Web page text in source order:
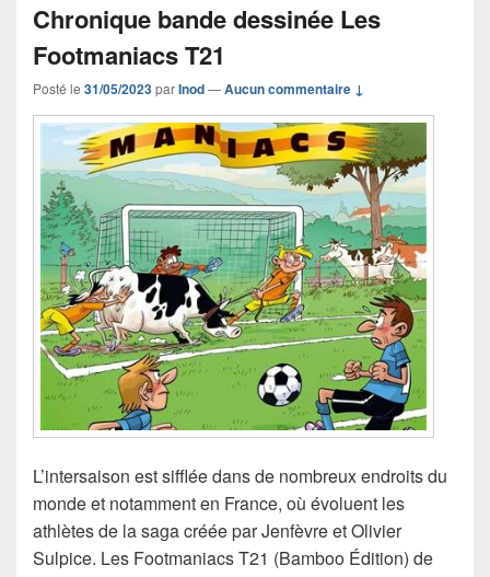
Chronique bande dessinée Les
Footmaniacs T21
Posté le 31/05/2023parInod—Aucun commentaire ↓
L’intersaison est sifflée dans de nombreux endroits du
monde et notamment en France, où évoluent les
athlètes de la saga créée par Jenfèvre et Olivier
Sulpice. Les Footmaniacs T21 (Bamboo Édition) de